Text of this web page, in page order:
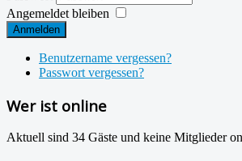
Angemeldet bleiben
Anmelden
Benutzername vergessen?
Passwort vergessen?
Wer ist online
Aktuell sind 34 Gäste und keine Mitglieder